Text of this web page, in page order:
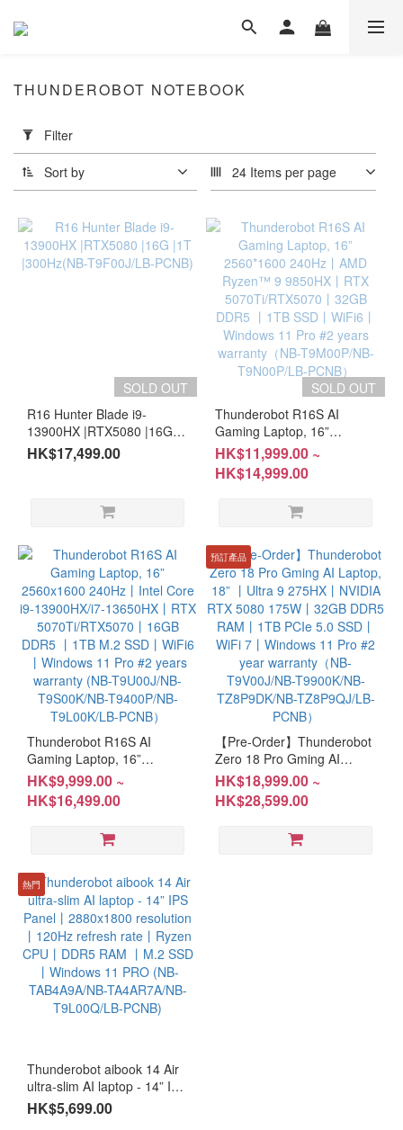
Filter
(0/20)
Intel®
Notebook
Ultra
9 (1)
AMD
Notebook
(1)
Ryzen
7 (1)
GPU
5070Ti
(1)
RTX
Intel
Arc
(1)
Screen
~16”
(1)
~14”
(1)
THUNDEROBOT NOTEBOOK
Filter
Sort by 24 Items per page
SOLD OUT
R16 Hunter Blade i9-
13900HX |RTX5080 |16G
|1T |300Hz(NB-T9F00J/LB-
PCNB)
HK$17,499.00
SOLD OUT
Thunderobot R16S AI
Gaming Laptop, 16”
2560*1600 240Hz丨AMD
Ryzen™ 9 9850HX丨RTX
5070Ti/RTX5070丨32GB
Windows 11 Pro #2 years
T9N00P/LB-PCNB）
HK$11,999.00 ~
HK$14,999.00
Thunderobot R16S AI
Gaming Laptop, 16”
2560x1600 240Hz丨Intel
Core i9-13900HX/i7-
13650HX丨RTX
DDR5 丨1TB M.2 SSD丨
years warranty (NB-
T9U00J/NB-T9S00K/NB-
T9400P/NB-T9L00K/LB-
PCNB）
HK$9,999.00 ~
HK$16,499.00
預訂產品
【Pre-Order】Thunderobot
Zero 18 Pro Gming AI
Laptop, 18” 丨Ultra 9
275HX丨NVIDIA RTX 5080
175W丨32GB DDR5 RAM丨
丨Windows 11 Pro #2 year
HK$18,999.00 ~
HK$28,599.00
熱門
Thunderobot aibook 14 Air
ultra-slim AI laptop - 14” IPS
Panel丨2880x1800
resolution丨120Hz refresh
HK$5,699.00